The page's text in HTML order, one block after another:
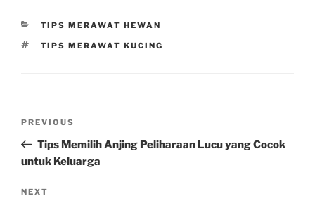
CATEGORIES
TIPS MERAWAT HEWAN
TAGS
TIPS MERAWAT KUCING
Previous
Post
PREVIOUS
Tips Memilih Anjing Peliharaan Lucu yang Cocok
untuk Keluarga
Next
NEXT